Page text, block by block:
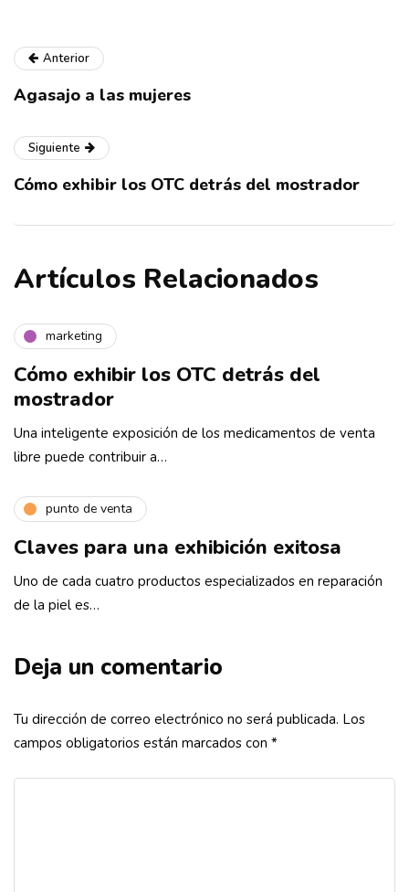
Anterior
Agasajo a las mujeres
Siguiente
Cómo exhibir los OTC detrás del mostrador
Artículos Relacionados
marketing
Cómo exhibir los OTC detrás del
mostrador
Una inteligente exposición de los medicamentos de venta
libre puede contribuir a…
punto de venta
Claves para una exhibición exitosa
Uno de cada cuatro productos especializados en reparación
de la piel es…
Deja un comentario
Tu dirección de correo electrónico no será publicada. Los
campos obligatorios están marcados con *